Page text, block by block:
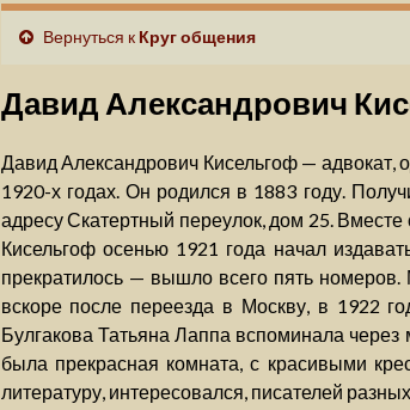
Вернуться к Круг общения
Давид Александрович
Давид Александрович Кисельгоф — адвокат,
1920-х годах. Он родился в 1883 году.
адресу Скатертный переулок, дом 25.
Кисельгоф осенью 1921 года начал
прекратилось — вышло всего пять
вскоре после переезда в Москву, в 1922
Булгакова Татьяна Лаппа вспоминала
была прекрасная комната, с красивыми
литературу, интересовался, писателей